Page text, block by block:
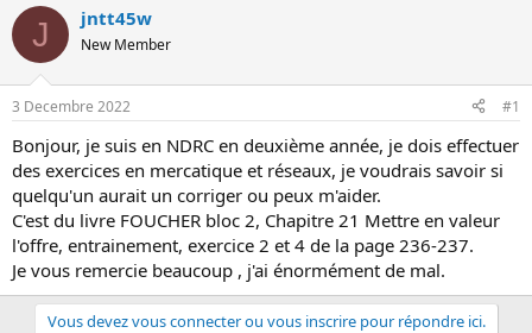
t
r
d
e
l
d
i
s
c
u
s
s
t
d
d
é
b
t
J jntt45w
New Member
3 Decembre 2022 #1
Bonjour, je suis en NDRC en deuxième année, je dois effectuer
des exercices en mercatique et réseaux, je voudrais savoir si
quelqu'un aurait un corriger ou peux m'aider.
C'est du livre FOUCHER bloc 2, Chapitre 21 Mettre en valeur
l'offre, entrainement, exercice 2 et 4 de la page 236-237.
Je vous remercie beaucoup , j'ai énormément de mal.
Vous devez vous connecter ou vous inscrire pour répondre ici.